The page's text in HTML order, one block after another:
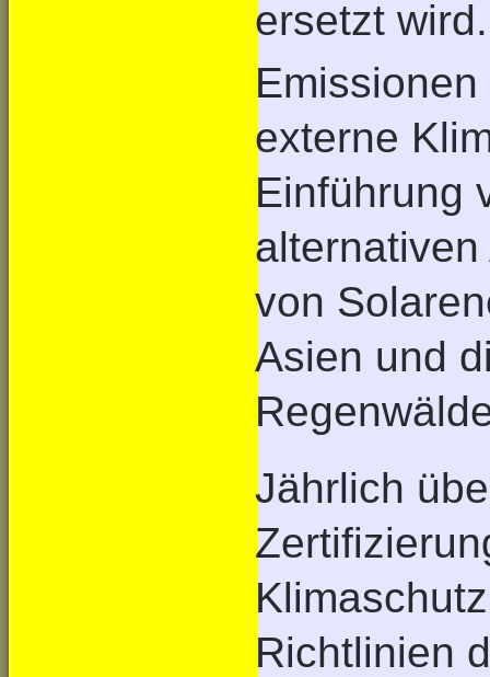
ersetzt
externe
Einführung
von
Asien und
Jährlich
Richtlinien